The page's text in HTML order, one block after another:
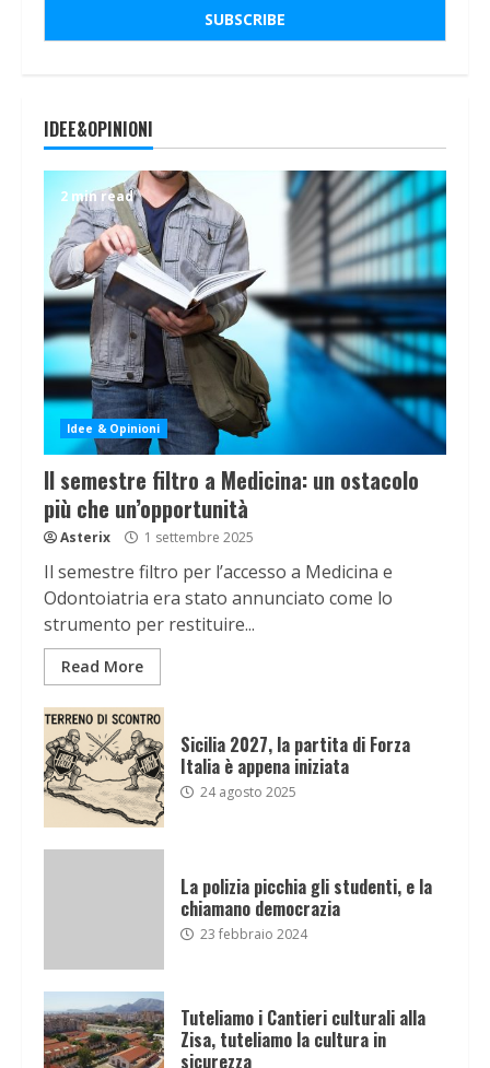
IDEE&OPINIONI
2 min read
Idee & Opinioni
Il semestre filtro a Medicina: un ostacolo
più che un’opportunità
Asterix 1 settembre 2025
Il semestre filtro per l’accesso a Medicina e
Odontoiatria era stato annunciato come lo
strumento per restituire...
Read More
Sicilia 2027, la partita di Forza
Italia è appena iniziata
24 agosto 2025
La polizia picchia gli studenti, e la
chiamano democrazia
23 febbraio 2024
Tuteliamo i Cantieri culturali alla
Zisa, tuteliamo la cultura in
sicurezza